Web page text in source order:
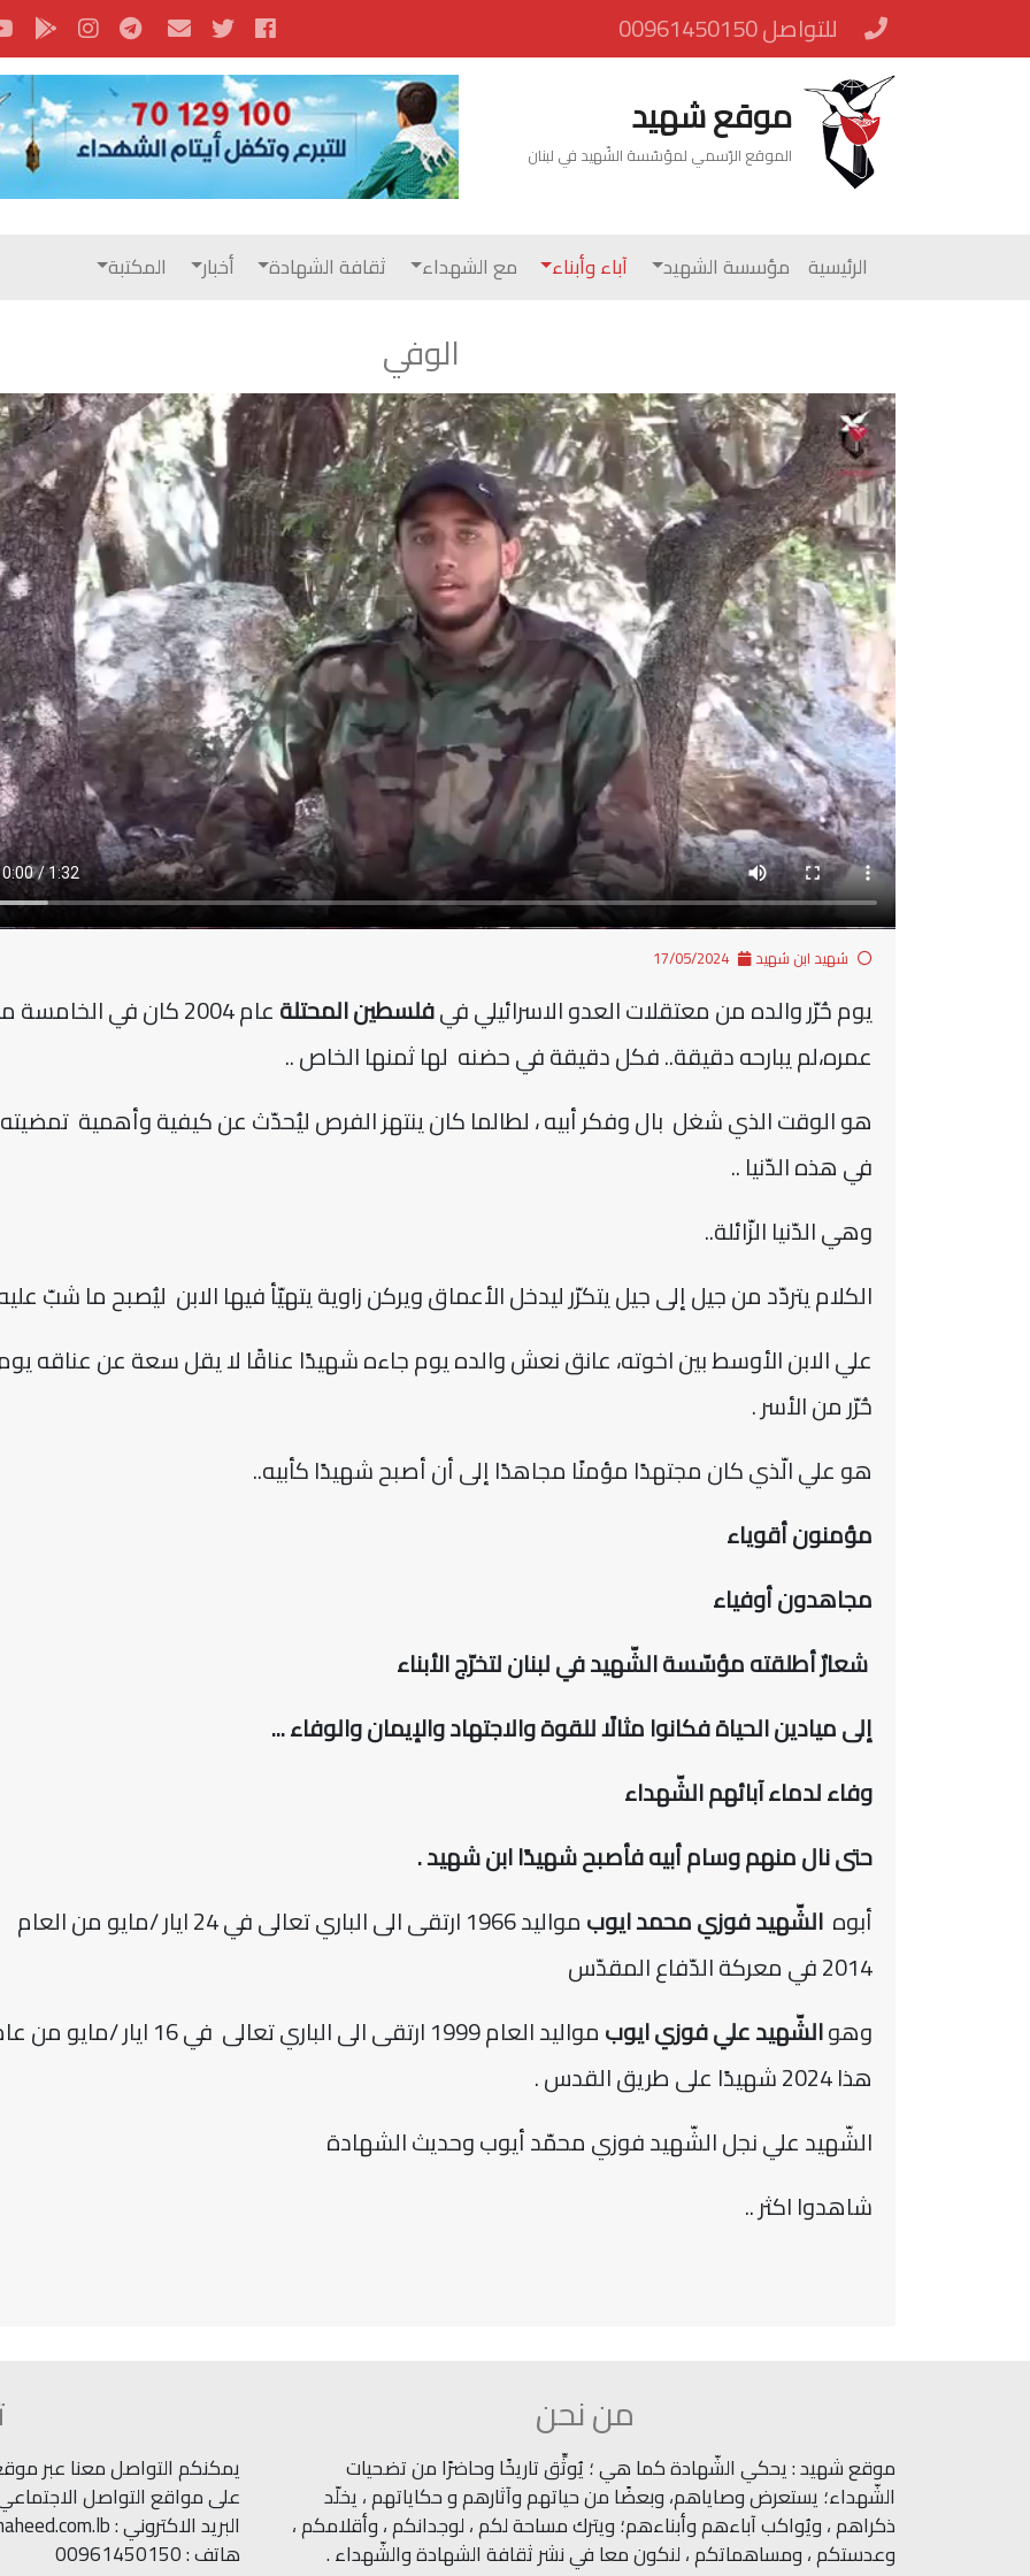
للتواصل 00961450150
موقع شهيد
الموقع الرّسمي لمؤسّسة الشّهيد في لبنان
الرئيسية مؤسسة الشهيد آباء وأبناء مع الشهداء ثقافة الشهادة أخبار المكتبة
الوفي
شهيد ابن شهيد
يوم حُرّر والده من معتقلات العدو الاسرائيلي فيفلسطين المحتلة
عام 2004 كان في
عمره،لم يبارحه دقيقة..فكل دقيقة في حضنه لها ثمنها الخاص ..
هو الوقت الذي شغل بال وفكر أبيه ، لطالما كان ينتهز الفرص ليُحدّث عن كيفية وأهمية تمضيته
في هذه الدّنيا ..
وهي الدّنيا الزّائلة..
الكلام يتردّد من جيل إلى جيل يتكرّر ليدخل الأعماق ويركن زاوية يتهيّأ فيها الابن ليُصبح ما شبّ
علي الابن الأوسط بين اخوته، عانق نعش والده يوم جاءه شهيدًا عناقًا لا يقل سعة عن عناقه
حُرّر من الأسر .
هو علي الّذي كان مجتهدًا مؤمنًا مجاهدًا إلى أن أصبح شهيدًا كأبيه..
مؤمنون أقوياء
مجاهدون أوفياء
شعارٌ أطلقته مؤسّسة الشّهيد في لبنان لتخرّج الأبناء
إلى ميادين الحياة فكانوا مثالًا للقوة والاجتهاد والإيمان والوفاء ...
وفاء لدماء آبائهم الشّهداء
حتى نال منهم وسام أبيه فأصبح شهيدًا ابن شهيد .
أبوه الشّهيد فوزي محمد ايوب
مواليد 1966 ارتقى الى الباري تعالى في 24 ايار /مايو من العام
2014 في معركة الدّفاع المقدّس
وهوالشّهيد علي فوزي ايوب
مواليد العام 1999 ارتقى الى الباري تعالى في 16 ايار /
هذا 2024 شهيدًا على طريق القدس .
الشّهيد علي نجل الشّهيد فوزي محمّد أيوب وحديث الشهادة
شاهدوا اكثر ..
من نحن
موقع شهيد : يحكي الشّهادة كما هي ؛ يُوثِّق تاريخًا وحاضرًا من تضحيات
الشّهداء؛ يستعرض وصاياهم، وبعضًا من حياتهم وآثارهم و حكاياتهم ، يخلّد
ذكراهم ، ويُواكب آباءهم وأبناءهم؛ ويترك مساحة لكم ، لوجدانكم ، وأقلامكم ،
وعدستكم ، ومساهماتكم ، لنكون معا في نشر ثقافة الشهادة والشّهداء .
يمكنكم التواصل معنا عبر
على مواقع التواصل
البريد الاكتروني : info@shaheed.com.lb
هاتف : 00961450150